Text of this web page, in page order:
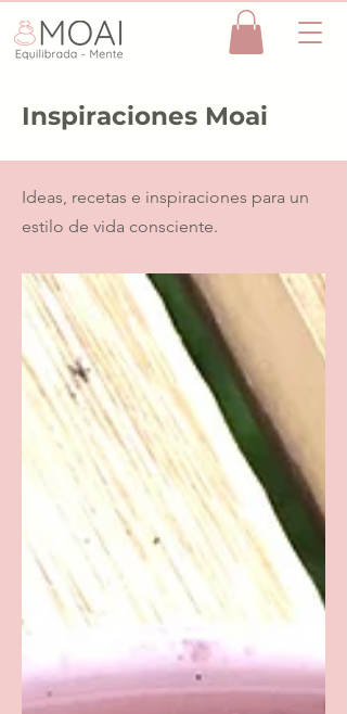
Inspiraciones Moai
Ideas, recetas e inspiraciones para un
estilo de vida consciente.